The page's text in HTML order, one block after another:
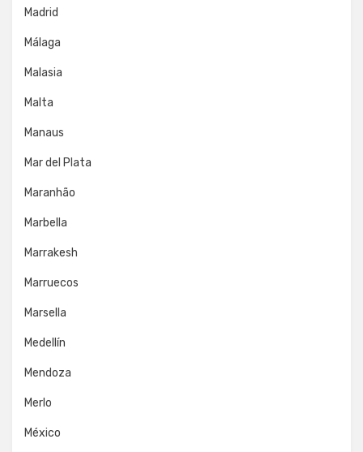
Madrid
Málaga
Malasia
Malta
Manaus
Mar del Plata
Maranhão
Marbella
Marrakesh
Marruecos
Marsella
Medellín
Mendoza
Merlo
México